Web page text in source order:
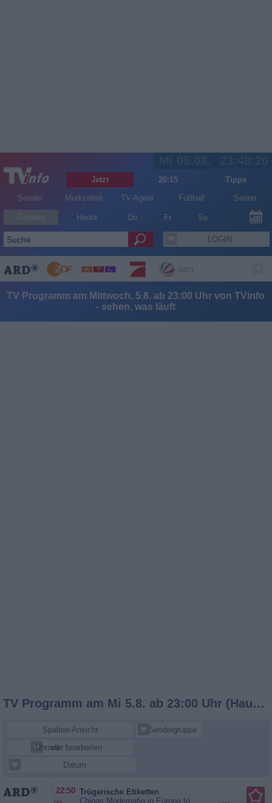
Jetzt 20:15
Tipps
Sender
Merkzettel TV-Agent Fußball Serien
Heute Do Fr Sa
LOGIN
TV Programm am Mittwoch, 5.8. ab 23:00 Uhr von TVinfo
- sehen, was läuft
TV Programm am Mi 5.8. ab 23:00 Uhr (Hauptsender)
Spalten-Ansicht
Sendergruppe
Sender bearbeiten
Uhrzeit
Datum
22:50 Trügerische Etiketten
Chinas Modemafia in Europa In
...